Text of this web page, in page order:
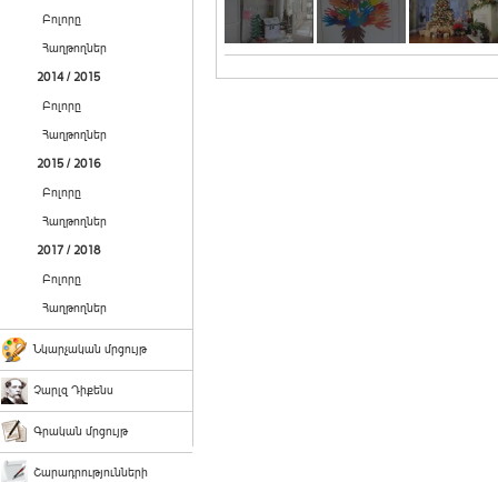
Բոլորը
Հաղթողներ
2014 / 2015
Բոլորը
Հաղթողներ
2015 / 2016
Բոլորը
Հաղթողներ
2017 / 2018
Բոլորը
Հաղթողներ
Նկարչական մրցույթ
Չարլզ Դիքենս
Գրական մրցույթ
Շարադրությունների